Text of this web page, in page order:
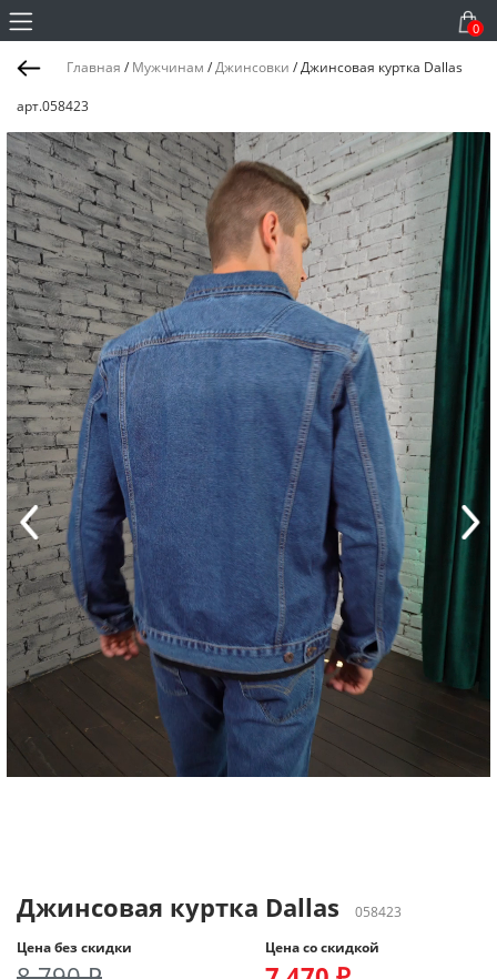
0
Главная / Мужчинам /Джинсовки /Джинсовая куртка Dallas
арт.058423
Джинсовая куртка Dallas
058423
Цена без скидки
Цена со скидкой